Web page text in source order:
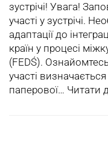
зустрічі! Увага!
участі у зустрічі.
адаптації до
країн у процесі
(FEDŚ).
участі
паперової… Читати